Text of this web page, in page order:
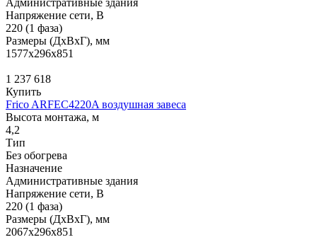
Напряжение сети, В
220 (1 фаза)
Размеры (ДхВхГ), мм
1577x296x851
1 237 618
Купить
Frico ARFEC4220A воздушная завеса
Высота монтажа, м
4,2
Тип
Без обогрева
Назначение
Административные здания
Напряжение сети, В
220 (1 фаза)
Размеры (ДхВхГ), мм
2067x296x851